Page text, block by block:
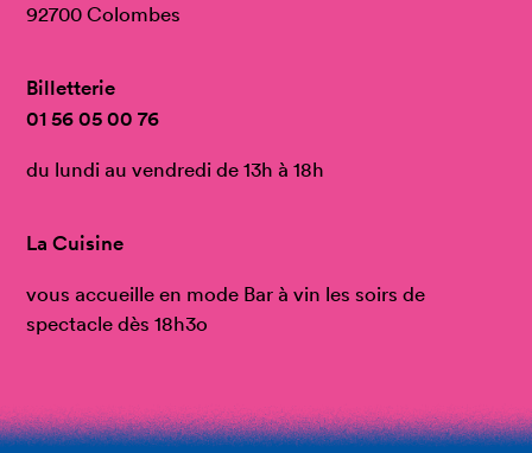
92700 Colombes
Billetterie
01 56 05 00 76
du lundi au vendredi de 13h à 18h
La Cuisine
vous accueille en mode Bar à vin les soirs de
spectacle dès 18h3o